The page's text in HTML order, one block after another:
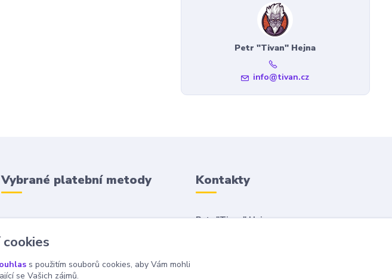
Petr "Tivan" Hejna
info@tivan.cz
Vybrané platební metody Kontakty
Petr "Tivan" Hejna
s použitím souborů cookies, aby Vám mohli
se Vašich zájmů.